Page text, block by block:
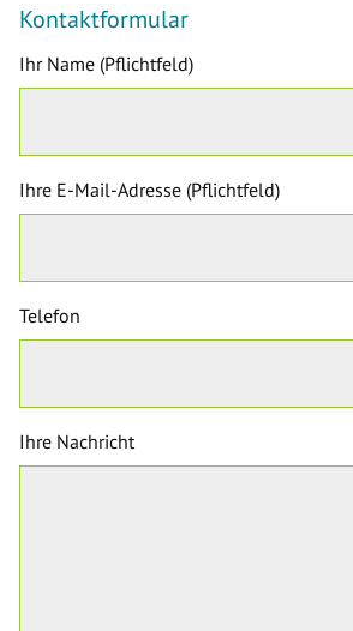
Kontaktformular
Ihr Name (Pflichtfeld)
Ihre E-Mail-Adresse (Pflichtfeld)
Telefon
Ihre Nachricht